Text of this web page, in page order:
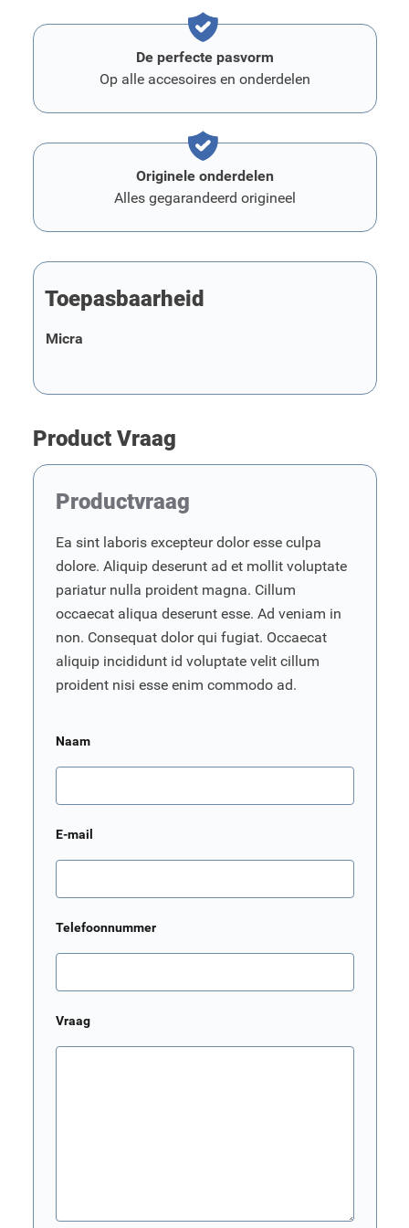
De perfecte pasvorm
Op alle accesoires en onderdelen
Originele onderdelen
Alles gegarandeerd origineel
Toepasbaarheid
Micra
Product Vraag
Productvraag
Ea sint laboris excepteur dolor esse culpa
dolore. Aliquip deserunt ad et mollit voluptate
pariatur nulla proident magna. Cillum
occaecat aliqua deserunt esse. Ad veniam in
non. Consequat dolor qui fugiat. Occaecat
aliquip incididunt id voluptate velit cillum
proident nisi esse enim commodo ad.
Naam
E-mail
Telefoonnummer
Vraag